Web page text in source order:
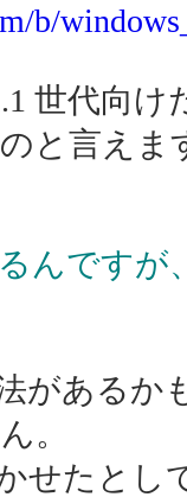
b/
世代向
と言えま
んです
があるか
。
せたとし